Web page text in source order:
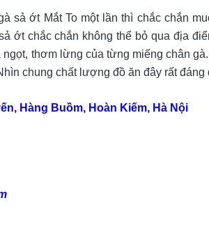
sả ớt Mắt To một lần thì chắc chắn
ớt chắc chắn không thể bỏ qua địa
thơm lừng của từng miếng chân
chung chất lượng đồ ăn đây rất đáng
Hàng Buồm, Hoàn Kiếm, Hà Nội